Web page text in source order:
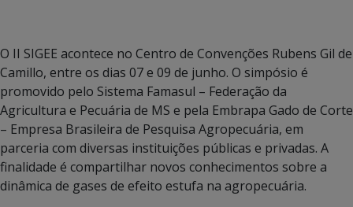
O II SIGEE acontece no Centro de Convenções Rubens Gil de
Camillo, entre os dias 07 e 09 de junho. O simpósio é
promovido pelo Sistema Famasul – Federação da
Agricultura e Pecuária de MS e pela Embrapa Gado de Corte
– Empresa Brasileira de Pesquisa Agropecuária, em
parceria com diversas instituições públicas e privadas. A
finalidade é compartilhar novos conhecimentos sobre a
dinâmica de gases de efeito estufa na agropecuária.